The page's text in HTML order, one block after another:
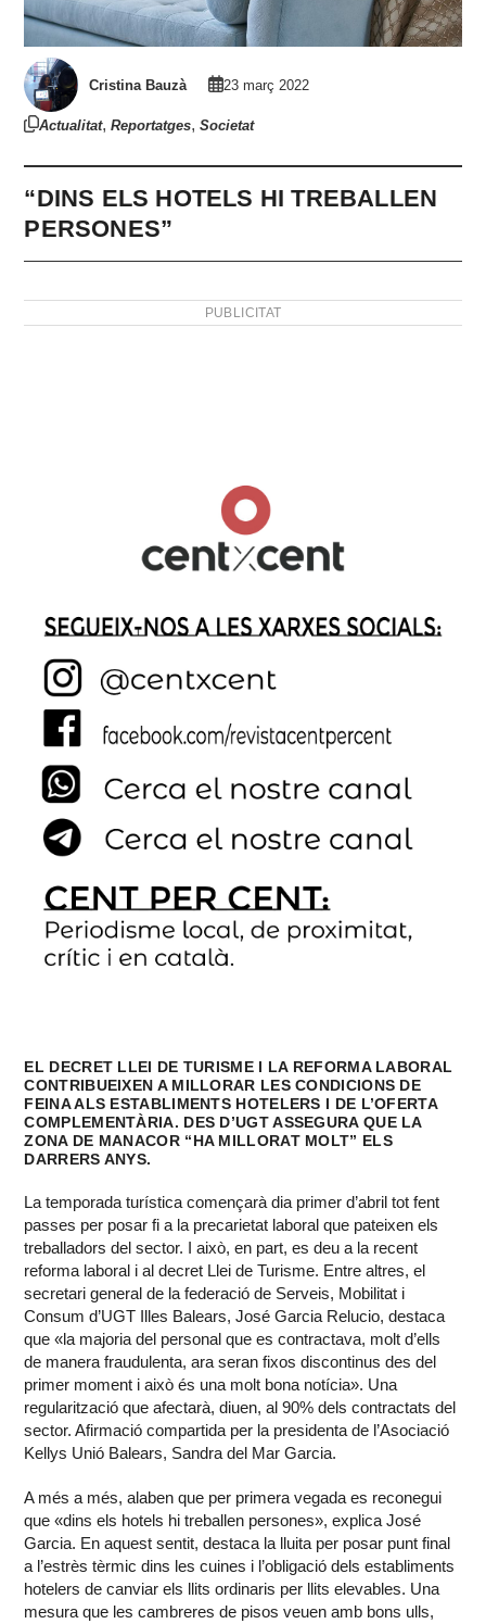
Cristina Bauzà 23 març 2022
Actualitat,Reportatges,Societat
“DINS ELS HOTELS HI TREBALLEN
PERSONES”
PUBLICITAT
EL DECRET LLEI DE TURISME I LA REFORMA LABORAL
CONTRIBUEIXEN A MILLORAR LES CONDICIONS DE
FEINA ALS ESTABLIMENTS HOTELERS I DE L’OFERTA
COMPLEMENTÀRIA. DES D’UGT ASSEGURA QUE LA
ZONA DE MANACOR “HA MILLORAT MOLT” ELS
DARRERS ANYS.
La temporada turística començarà dia primer d’abril tot fent
passes per posar fi a la precarietat laboral que pateixen els
treballadors del sector. I això, en part, es deu a la recent
reforma laboral i al decret Llei de Turisme. Entre altres, el
secretari general de la federació de Serveis, Mobilitat i
Consum d’UGT Illes Balears, José Garcia Relucio, destaca
que «la majoria del personal que es contractava, molt d’ells
de manera fraudulenta, ara seran fixos discontinus des del
primer moment i això és una molt bona notícia». Una
regularització que afectarà, diuen, al 90% dels contractats del
sector. Afirmació compartida per la presidenta de l’Asociació
Kellys Unió Balears, Sandra del Mar Garcia.
A més a més, alaben que per primera vegada es reconegui
que «dins els hotels hi treballen persones», explica José
Garcia. En aquest sentit, destaca la lluita per posar punt final
a l’estrès tèrmic dins les cuines i l’obligació dels establiments
hotelers de canviar els llits ordinaris per llits elevables. Una
mesura que les cambreres de pisos veuen amb bons ulls,